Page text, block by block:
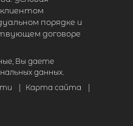
порядке и
договоре
Вы даете
данных.
Карта сайта